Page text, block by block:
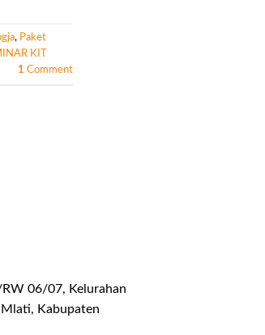
, Paket
KIT
1 Comment
06/07, Kelurahan
Kabupaten